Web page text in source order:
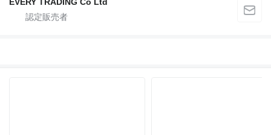
EVERY TRADING Co Ltd